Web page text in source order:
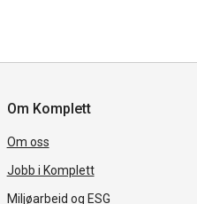
Om Komplett
Om oss
Jobb i Komplett
Miljøarbeid og ESG